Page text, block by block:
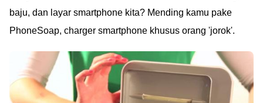
baju, dan layar smartphone kita? Mending kamu pake
PhoneSoap, charger smartphone khusus orang 'jorok'.